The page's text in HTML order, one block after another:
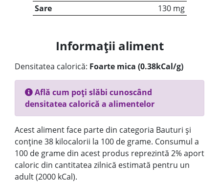
Sare
130 mg
Informații aliment
Densitatea calorică: Foarte mica (0.38kCal/g)
Află cum poți slăbi cunoscând
densitatea calorică a alimentelor
Acest aliment face parte din categoria Bauturi și
conține 38 kilocalorii la 100 de grame. Consumul a
100 de grame din acest produs reprezintă 2% aport
caloric din cantitatea zilnică estimată pentru un
adult (2000 kCal).